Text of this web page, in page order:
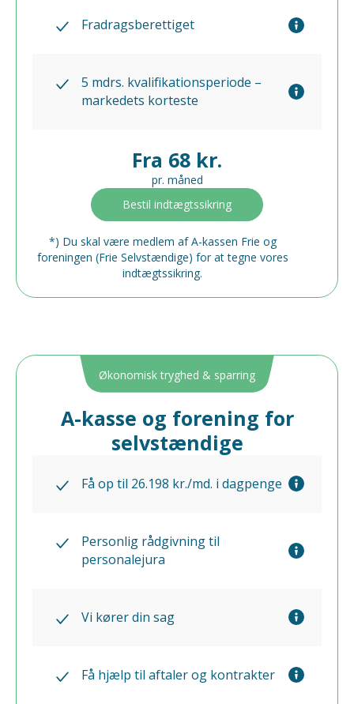
Fradragsberettiget
5 mdrs. kvalifikationsperiode –
markedets korteste
Fra 68 kr.
pr. måned
Bestil indtægtssikring
*) Du skal være medlem af A-kassen Frie og
foreningen (Frie Selvstændige) for at tegne vores
indtægtssikring.
Økonomisk tryghed & sparring
A-kasse og forening for
selvstændige
Få op til 26.198 kr./md. i dagpenge
Personlig rådgivning til
personalejura
Vi kører din sag
Få hjælp til aftaler og kontrakter